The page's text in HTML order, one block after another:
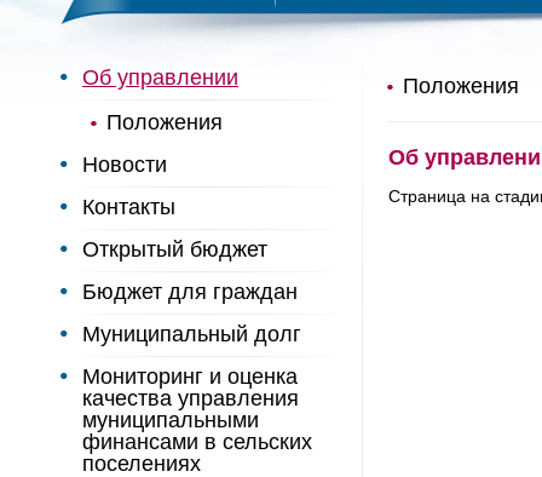
Об управлении
Положения
Новости
Контакты
Открытый бюджет
Бюджет для граждан
Муниципальный долг
Мониторинг и оценка
качества управления
муниципальными
финансами в сельских
поселениях
Положения
Об
Страница на